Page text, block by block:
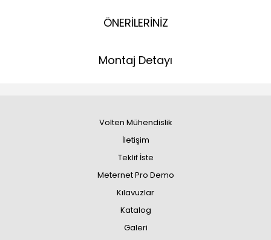
ÖNERİLERİNİZ
Montaj Detayı
Volten Mühendislik
İletişim
Teklif İste
Meternet Pro Demo
Kılavuzlar
Katalog
Galeri